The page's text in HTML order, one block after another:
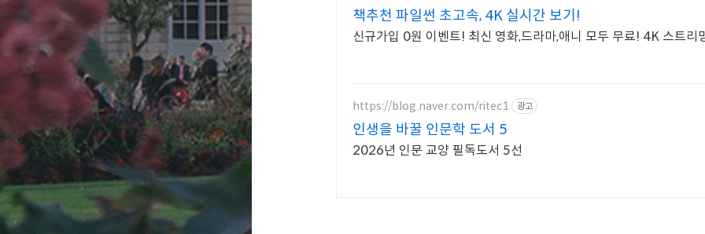
책추천 파일썬 초고속, 4K 실시간 보기!
신규가입 0원 이벤트! 최신 영화,드라마,애니 모두 무료! 4K 스트리
https://blog.naver.com/ritec1 광고
인생을 바꿀 인문학 도서 5
2026년 인문 교양 필독도서 5선